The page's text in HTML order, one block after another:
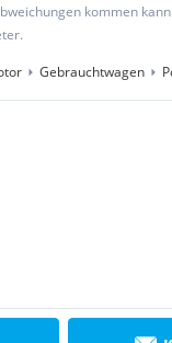
kommen
Gebrauchtwagen